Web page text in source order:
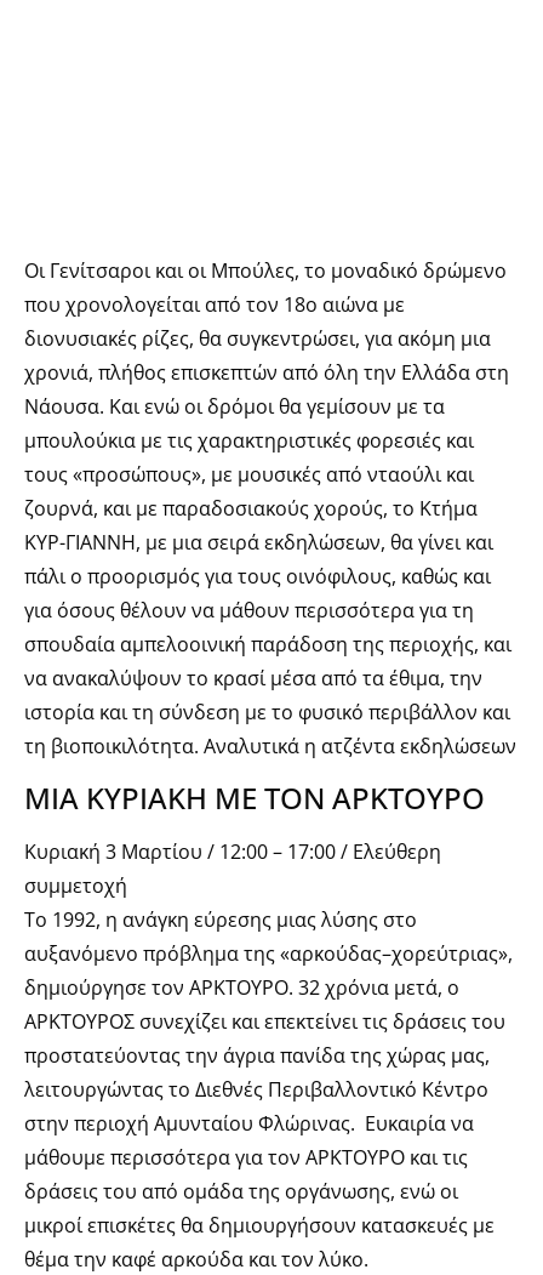
Οι Γενίτσαροι και οι Μπούλες, το μοναδικό δρώμενο
που χρονολογείται από τον 18ο αιώνα με
διονυσιακές ρίζες, θα συγκεντρώσει, για ακόμη μια
χρονιά, πλήθος επισκεπτών από όλη την Ελλάδα στη
Νάουσα. Και ενώ οι δρόμοι θα γεμίσουν με τα
μπουλούκια με τις χαρακτηριστικές φορεσιές και
τους «προσώπους», με μουσικές από νταούλι και
ζουρνά, και με παραδοσιακούς χορούς, το Κτήμα
ΚΥΡ-ΓΙΑΝΝΗ, με μια σειρά εκδηλώσεων, θα γίνει και
πάλι ο προορισμός για τους οινόφιλους, καθώς και
για όσους θέλουν να μάθουν περισσότερα για τη
σπουδαία αμπελοοινική παράδοση της περιοχής, και
να ανακαλύψουν το κρασί μέσα από τα έθιμα, την
ιστορία και τη σύνδεση με το φυσικό περιβάλλον και
τη βιοποικιλότητα. Αναλυτικά η ατζέντα εκδηλώσεων
ΜΙΑ ΚΥΡΙΑΚΗ ΜΕ ΤΟΝ ΑΡΚΤΟΥΡΟ
Κυριακή 3 Μαρτίου / 12:00 – 17:00 / Ελεύθερη
συμμετοχή
Το 1992, η ανάγκη εύρεσης μιας λύσης στο
αυξανόμενο πρόβλημα της «αρκούδας–χορεύτριας»,
δημιούργησε τον ΑΡΚΤΟΥΡΟ. 32 χρόνια μετά, ο
ΑΡΚΤΟΥΡΟΣ συνεχίζει και επεκτείνει τις δράσεις του
προστατεύοντας την άγρια πανίδα της χώρας μας,
λειτουργώντας το Διεθνές Περιβαλλοντικό Κέντρο
στην περιοχή Αμυνταίου Φλώρινας. Ευκαιρία να
μάθουμε περισσότερα για τον ΑΡΚΤΟΥΡΟ και τις
δράσεις του από ομάδα της οργάνωσης, ενώ οι
μικροί επισκέτες θα δημιουργήσουν κατασκευές με
θέμα την καφέ αρκούδα και τον λύκο.